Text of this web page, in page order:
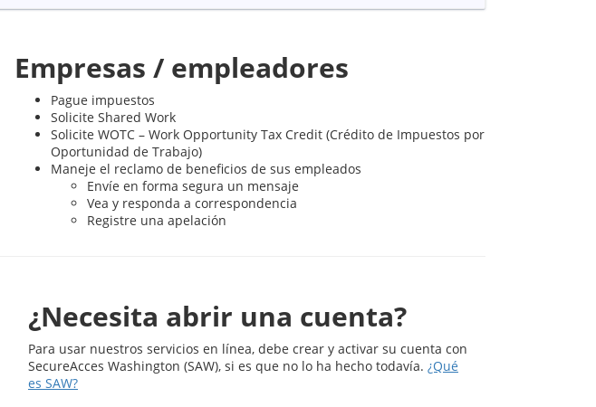
Empresas / empleadores
Pague impuestos
Solicite Shared Work
Solicite WOTC – Work Opportunity Tax Credit (Crédito de Impuestos por
Oportunidad de Trabajo)
Maneje el reclamo de beneficios de sus empleados
Envíe en forma segura un mensaje
Vea y responda a correspondencia
Registre una apelación
¿Necesita abrir una cuenta?
Para usar nuestros servicios en línea, debe crear y activar su cuenta con
SecureAcces Washington (SAW), si es que no lo ha hecho todavía. ¿Qué
es SAW?